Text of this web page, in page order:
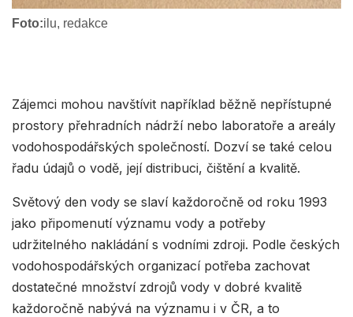
Foto:ilu, redakce
Zájemci mohou navštívit například běžně nepřístupné
prostory přehradních nádrží nebo laboratoře a areály
vodohospodářských společností. Dozví se také celou
řadu údajů o vodě, její distribuci, čištění a kvalitě.
Světový den vody se slaví každoročně od roku 1993
jako připomenutí významu vody a potřeby
udržitelného nakládání s vodními zdroji. Podle českých
vodohospodářských organizací potřeba zachovat
dostatečné množství zdrojů vody v dobré kvalitě
každoročně nabývá na významu i v ČR, a to